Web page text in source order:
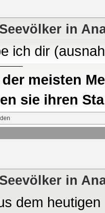
in
ich dir
meisten
sie ihren
in
dem